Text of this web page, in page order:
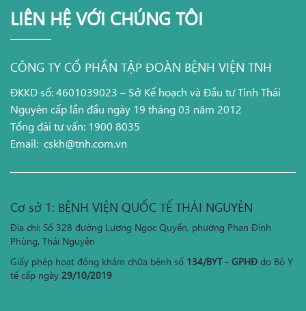
LIÊN HỆ VỚI CHÚNG TÔI
CÔNG TY CỔ PHẦN TẬP ĐOÀN BỆNH VIỆN TNH
ĐKKD số: 4601039023 – Sở Kế hoạch và Đầu tư Tỉnh Thái
Nguyên cấp lần đầu ngày 19 tháng 03 năm 2012
Tổng đài tư vấn: 1900 8035
Email: cskh@tnh.com.vn
Cơ sở 1: BỆNH VIỆN QUỐC TẾ THÁI NGUYÊN
Địa chỉ: Số 328 đường Lương Ngọc Quyến, phường Phan Đình
Phùng, Thái Nguyên
Giấy phép hoạt động khám chữa bệnh số 134/BYT - GPHĐ do Bộ Y
tế cấp ngày 29/10/2019